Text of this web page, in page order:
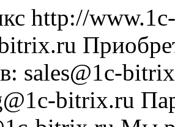
http://
: sales@1c-
bitrix.ru